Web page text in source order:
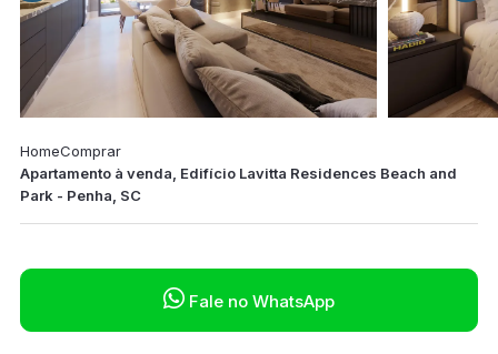
HomeComprar
Apartamento à venda, Edifício Lavitta Residences Beach and
Park - Penha, SC
 Fale no WhatsApp